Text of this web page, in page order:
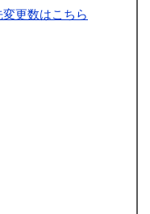
変更数はこちら